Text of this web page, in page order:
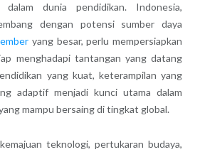
dalam dunia pendidikan. Indonesia,
dengan potensi sumber daya
yang besar, perlu mempersiapkan
menghadapi tantangan yang datang
yang kuat, keterampilan yang
adaptif menjadi kunci utama dalam
mampu bersaing di tingkat global.
teknologi, pertukaran budaya,